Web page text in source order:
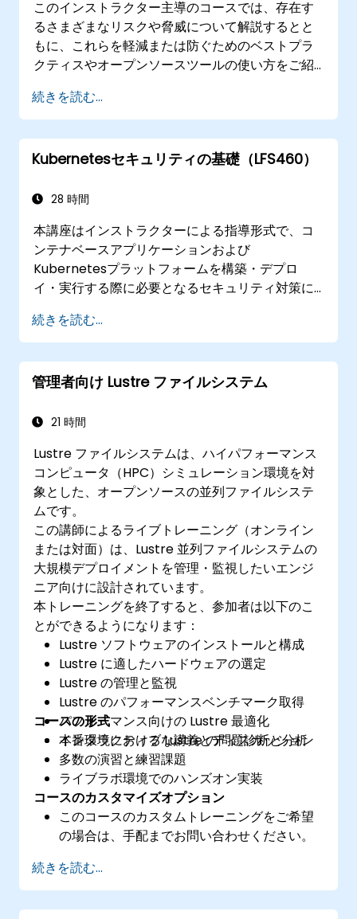
このインストラクター主導のコースでは、存在す
るさまざまなリスクや脅威について解説するとと
もに、これらを軽減または防ぐためのベストプラ
クティスやオープンソースツールの使い方をご紹
法や復旧手順も習得していただけます。
続きを読む...
Kubernetesセキュリティの基礎（LFS460）
28 時間
本講座はインストラクターによる指導形式で、コ
ンテナベースアプリケーションおよび
Kubernetesプラットフォームを構築・デプロ
イ・実行する際に必要となるセキュリティ対策に
続きを読む...
管理者向け Lustre ファイルシステム
21 時間
Lustre ファイルシステムは、ハイパフォーマンス
コンピュータ（HPC）シミュレーション環境を対
象とした、オープンソースの並列ファイルシステ
ムです。
この講師によるライブトレーニング（オンライン
または対面）は、Lustre 並列ファイルシステムの
大規模デプロイメントを管理・監視したいエンジ
ニア向けに設計されています。
本トレーニングを終了すると、参加者は以下のこ
とができるようになります：
Lustre ソフトウェアのインストールと構成
Lustre に適したハードウェアの選定
Lustre の管理と監視
Lustre のパフォーマンスベンチマーク取得
パフォーマンス向けの Lustre 最適化
本番環境における Lustre の問題診断と分析
コースの形式
インタラクティブな講義とディスカッション
多数の演習と練習課題
ライブラボ環境でのハンズオン実装
コースのカスタマイズオプション
このコースのカスタムトレーニングをご希望
の場合は、手配までお問い合わせください。
続きを読む...